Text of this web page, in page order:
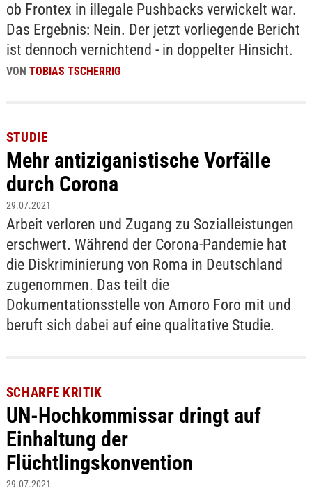
ob Frontex in illegale Pushbacks verwickelt war.
Das Ergebnis: Nein. Der jetzt vorliegende Bericht
ist dennoch vernichtend - in doppelter Hinsicht.
VON TOBIAS TSCHERRIG
STUDIE
Mehr antiziganistische Vorfälle
durch Corona
29.07.2021
Arbeit verloren und Zugang zu Sozialleistungen
erschwert. Während der Corona-Pandemie hat
die Diskriminierung von Roma in Deutschland
zugenommen. Das teilt die
Dokumentationsstelle von Amoro Foro mit und
beruft sich dabei auf eine qualitative Studie.
SCHARFE KRITIK
UN-Hochkommissar dringt auf
Einhaltung der
Flüchtlingskonvention
29.07.2021